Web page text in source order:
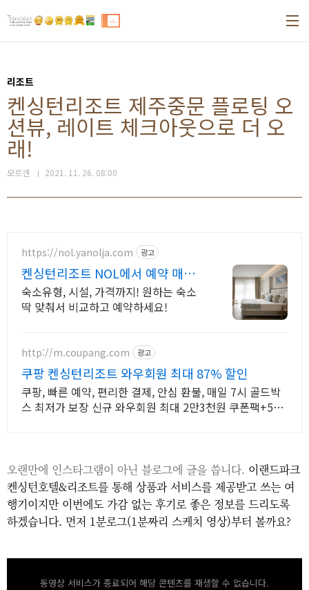
리조트
켄싱턴리조트 제주중문 플로팅 오
션뷰, 레이트 체크아웃으로 더 오
래!
모르겐 2021. 11. 26. 08:00
https://nol.yanolja.com 광고
켄싱턴리조트 NOL에서 예약 매일
NOL DRAW 추첨!
숙소유형, 시설, 가격까지! 원하는 숙소
딱 맞춰서 비교하고 예약하세요!
http://m.coupang.com 광고
쿠팡 켄싱턴리조트 와우회원 최대 87% 할인
쿠팡, 빠른 예약, 편리한 결제, 안심 환불, 매일 7시 골드박
스 최저가 보장 신규 와우회원 최대 2만3천원 쿠폰팩+5%
오랜만에 인스타그램이 아닌 블로그에 글을 씁니다. 이랜드파크
켄싱턴호텔&리조트를 통해 상품과 서비스를 제공받고 쓰는 여
행기이지만 이번에도 가감 없는 후기로 좋은 정보를 드리도록
하겠습니다. 먼저 1분로그(1분짜리 스케치 영상)부터 볼까요?
동영상 서비스가 종료되어 해당 콘텐츠를 재생할 수 없습니다.